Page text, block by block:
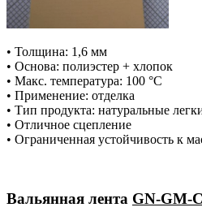
• Толщина: 1,6 мм
• Основа: полиэстер + хлопок
• Макс. температура: 100 °С
• Применение: отделка
• Тип продукта: натуральные
• Отличное сцепление
• Ограниченная устойчивость к
Вальянная лента GN-GM-